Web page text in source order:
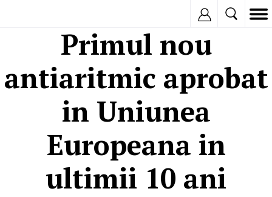
Primul nou
antiaritmic aprobat
in Uniunea
Europeana in
ultimii 10 ani